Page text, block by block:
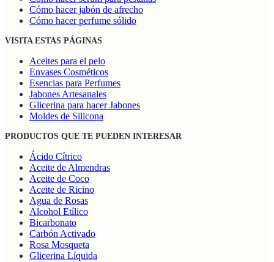
Cómo hacer jabón de afrecho
Cómo hacer perfume sólido
VISITA ESTAS PÁGINAS
Aceites para el pelo
Envases Cosméticos
Esencias para Perfumes
Jabones Artesanales
Glicerina para hacer Jabones
Moldes de Silicona
PRODUCTOS QUE TE PUEDEN INTERESAR
Ácido Cítrico
Aceite de Almendras
Aceite de Coco
Aceite de Ricino
Agua de Rosas
Alcohol Etílico
Bicarbonato
Carbón Activado
Rosa Mosqueta
Glicerina Líquida